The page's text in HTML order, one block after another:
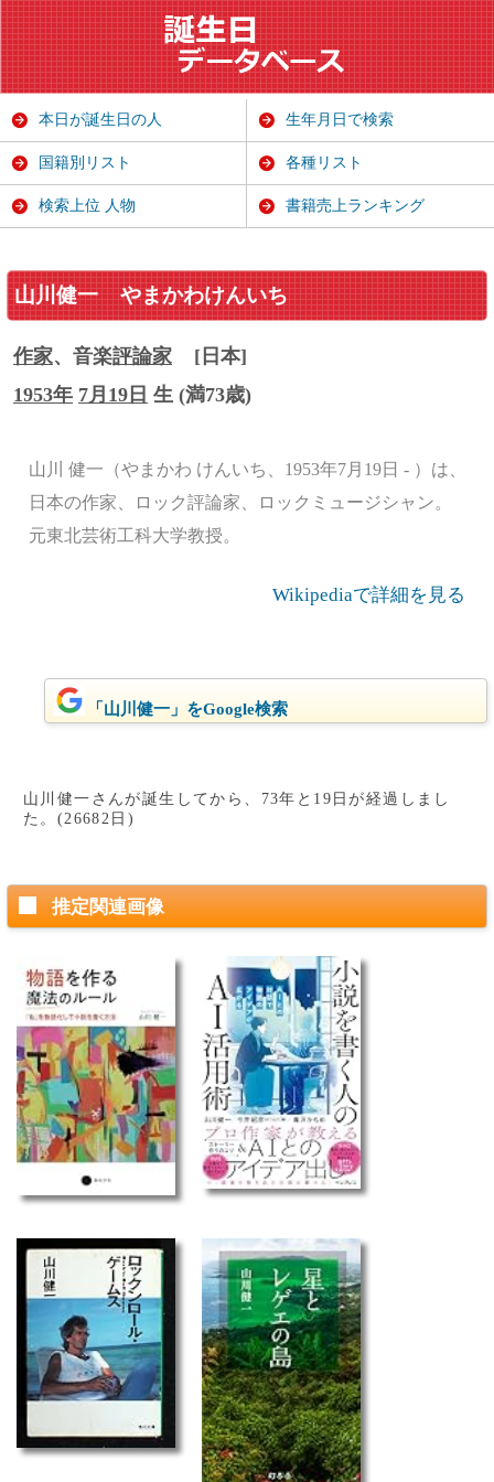
山川健一 やまかわけんいち
作家、音楽評論家
[日本]
1953年 7月19日 生 (満73歳)
山川 健一（やまかわ けんいち、1953年7月19日 - ）は、
日本の作家、ロック評論家、ロックミュージシャン。
元東北芸術工科大学教授。
Wikipediaで詳細を見る
「山川健一」をGoogle検索
山川健一さんが誕生してから、73年と19日が経過しまし
た。(26682日)
推定関連画像
本日が誕生日の人 生年月日で検索
国籍別リスト 各種リスト
検索上位 人物 書籍売上ランキング